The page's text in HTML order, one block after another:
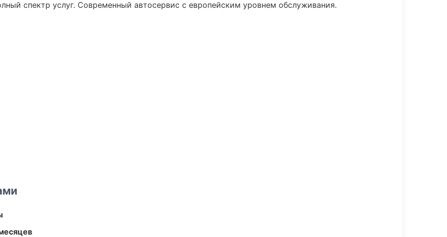
спектр услуг. Современный автосервис с европейским уровнем обслуживания.